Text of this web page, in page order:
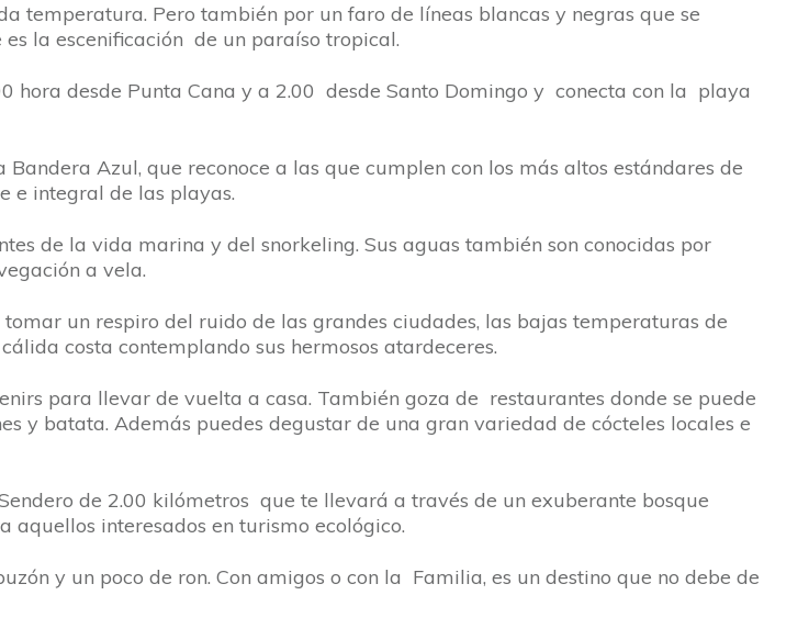
temperatura. Pero también por un faro de líneas blancas y negras que se
la escenificación de un paraíso tropical.
hora desde Punta Cana y a 2.00 desde Santo Domingo y conecta con la playa
Azul, que reconoce a las que cumplen con los más altos estándares de
e integral de las playas.
de la vida marina y del snorkeling. Sus aguas también son conocidas por
a vela.
un respiro del ruido de las grandes ciudades, las bajas temperaturas de
costa contemplando sus hermosos atardeceres.
para llevar de vuelta a casa. También goza de restaurantes donde se puede
y batata. Además puedes degustar de una gran variedad de cócteles locales e
de 2.00 kilómetros que te llevará a través de un exuberante bosque
interesados en turismo ecológico.
y un poco de ron. Con amigos o con la Familia, es un destino que no debe de